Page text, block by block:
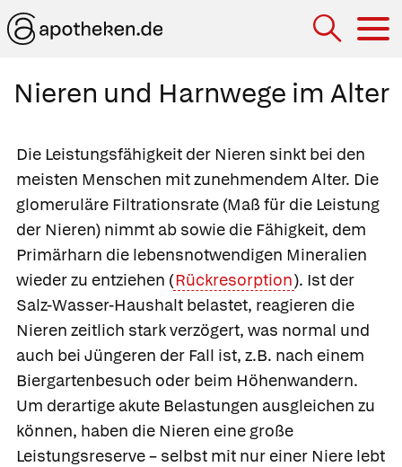
Nieren und Harnwege im Alter
Die Leistungsfähigkeit der Nieren sinkt bei den
meisten Menschen mit zunehmendem Alter. Die
glomeruläre Filtrationsrate (Maß für die Leistung
der Nieren) nimmt ab sowie die Fähigkeit, dem
Primärharn die lebensnotwendigen Mineralien
wieder zu entziehen (Rückresorption). Ist der
Salz-Wasser-Haushalt belastet, reagieren die
Nieren zeitlich stark verzögert, was normal und
auch bei Jüngeren der Fall ist, z.B. nach einem
Biergartenbesuch oder beim Höhenwandern.
Um derartige akute Belastungen ausgleichen zu
können, haben die Nieren eine große
Leistungsreserve – selbst mit nur einer Niere lebt